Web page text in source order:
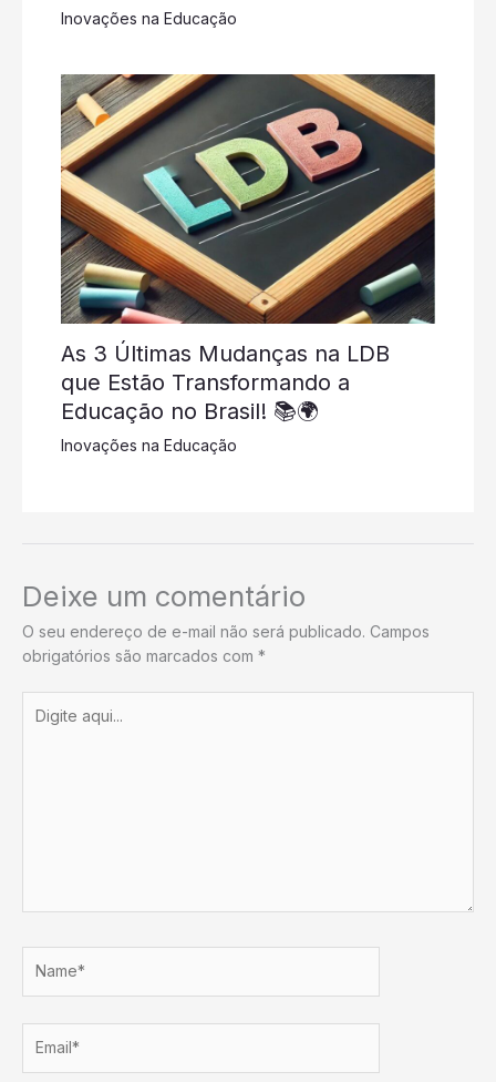
Inovações na Educação
As 3 Últimas Mudanças na LDB
que Estão Transformando a
Educação no Brasil! 📚🌍
Inovações na Educação
Deixe um comentário
O seu endereço de e-mail não será publicado. Campos
obrigatórios são marcados com *
aqui...